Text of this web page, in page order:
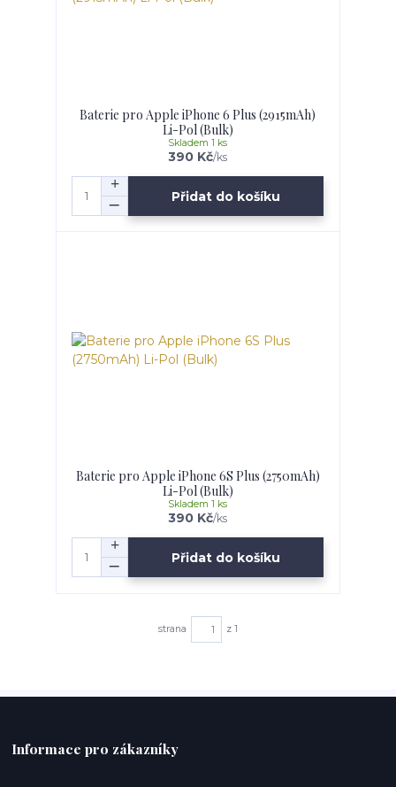
Baterie pro Apple iPhone 6 Plus (2915mAh)
Li-Pol (Bulk)
390 Kč/ks
Skladem 1 ks
Přidat do košíku
Baterie pro Apple iPhone 6S Plus (2750mAh)
Li-Pol (Bulk)
390 Kč/ks
Skladem 1 ks
Přidat do košíku
strana z 1
Informace pro zákazníky